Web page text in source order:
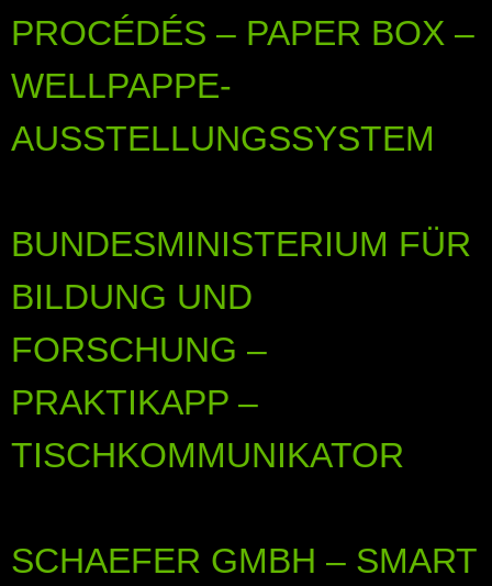
PROCÉDÉS – PAPER BOX –
WELLPAPPE-
AUSSTELLUNGSSYSTEM
BUNDESMINISTERIUM FÜR
BILDUNG UND
FORSCHUNG –
PRAKTIKAPP –
TISCHKOMMUNIKATOR
SCHAEFER GMBH – SMART